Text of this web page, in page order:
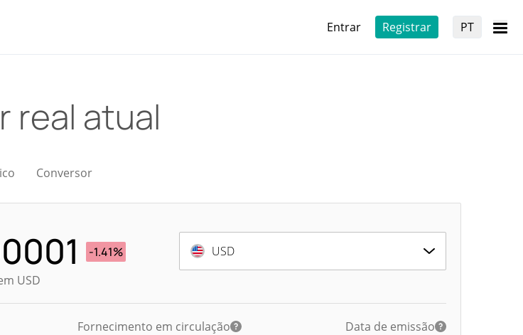
Entrar Registrar PT
real atual
Conversor
-1.41%
USD
USD
Fornecimento em circulação
Data de emissão